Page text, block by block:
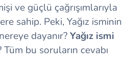
ve güçlü çağrışımlarıyla
sahip. Peki, Yağız isminin
dayanır?Yağız ismi
Tüm bu soruların cevabı